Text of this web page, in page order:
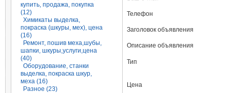
купить, продажа, покупка
(12)
Химикаты выделка,
покраска (шкуры, мех), цена
(16)
Ремонт, пошив меха,шубы,
шапки, шкуры,услуги,цена
(40)
Оборудование, станки
выделка, покраска шкур,
меха (16)
Разное (23)
Телефон
Заголовок объявления
Описание объявления
Тип
Цена